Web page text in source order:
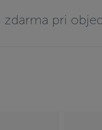
zdarma pri